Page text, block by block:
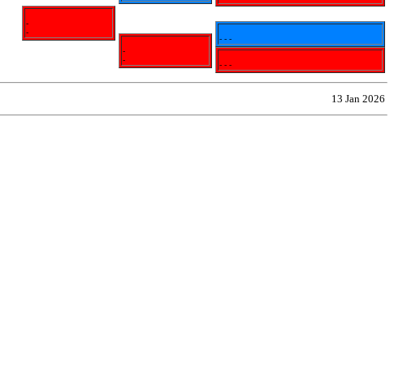
-
-
-
-
- - -
- - -
13 Jan 2026